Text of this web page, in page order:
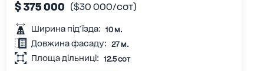
$ 375 000 ($30 000/сот)
Ширина під'їзда: 10 м.
Довжина фасаду: 27 м.
Площа дільниці: 12.5 сот